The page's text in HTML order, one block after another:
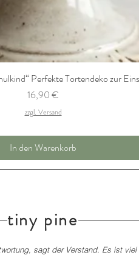
Perfekte Tortendeko zur
Preis
16,90 €
zzgl. Versand
In den Warenkorb
tiny pine
sagt der Verstand. Es ist